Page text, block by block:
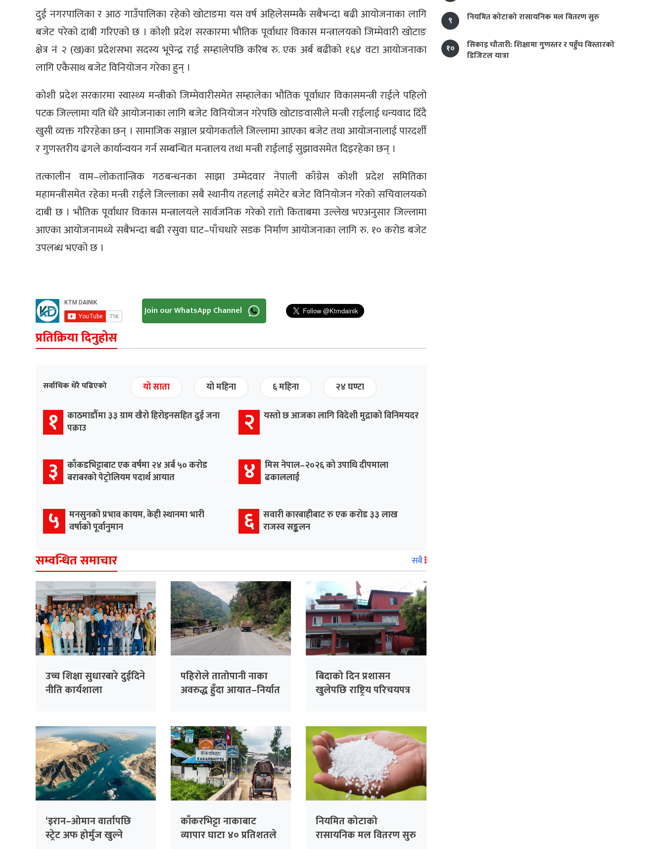
दुई नगरपालिका र आठ गाउँपालिका रहेको खोटाङमा यस वर्ष अहिलेसम्मकै सबैभन्दा बढी आयोजनाका लागि
बजेट परेको दाबी गरिएको छ । कोशी प्रदेश सरकारमा भौतिक पूर्वाधार विकास मन्त्रालयको जिम्मेवारी खोटाङ
क्षेत्र नं २ (ख)का प्रदेशसभा सदस्य भूपेन्द्र राई सम्हालेपछि करिब रु. एक अर्ब बढीको १६४ वटा आयोजनाका
लागि एकैसाथ बजेट विनियोजन गरेका हुन् ।
कोशी प्रदेश सरकारमा स्वास्थ्य मन्त्रीको जिम्मेवारीसमेत सम्हालेका भौतिक पूर्वाधार विकासमन्त्री राईले पहिलो
पटक जिल्लामा यति धेरै आयोजनाका लागि बजेट विनियोजन गरेपछि खोटाङवासीले मन्त्री राईलाई धन्यवाद दिँदै
खुसी व्यक्त गरिरहेका छन् । सामाजिक सञ्जाल प्रयोगकर्ताले जिल्लामा आएका बजेट तथा आयोजनालाई पारदर्शी
र गुणस्तरीय ढंगले कार्यान्वयन गर्न सम्बन्धित मन्त्रालय तथा मन्त्री राईलाई सुझावसमेत दिइरहेका छन् ।
तत्कालीन वाम–लोकतान्त्रिक गठबन्धनका साझा उम्मेदवार नेपाली काँग्रेस कोशी प्रदेश समितिका
महामन्त्रीसमेत रहेका मन्त्री राईले जिल्लाका सबै स्थानीय तहलाई समेटेर बजेट विनियोजन गरेको सचिवालयको
दाबी छ । भौतिक पूर्वाधार विकास मन्त्रालयले सार्वजनिक गरेको रातो किताबमा उल्लेख भएअनुसार जिल्लामा
आएका आयोजनामध्ये सबैभन्दा बढी रसुवा घाट–पाँचधारे सडक निर्माण आयोजनाका लागि रु. १० करोड बजेट
उपलब्ध भएको छ ।
Join our WhatsApp Channel
प्रतिक्रिया दिनुहोस
सर्वाधिक धेरै पढिएको यो साता यो महिना ६ महिना २४ घण्टा
१
काठमाडौँमा ३३ ग्राम खैरो हिरोइनसहित दुई जना
पक्राउ
२ यस्तो छ आजका लागि विदेशी मुद्राको विनिमयदर
३
काँकडभिट्टाबाट एक वर्षमा २४ अर्ब ५० करोड
बराबरको पेट्रोलियम पदार्थ आयात
४
मिस नेपाल–२०२६ को उपाधि दीपमाला
ढकाललाई
५
मनसुनको प्रभाव कायम, केही स्थानमा भारी
वर्षाको पूर्वानुमान
६ सवारी कारबाहीबाट रु एक करोड ३३ लाख
राजस्व सङ्कलन
सम्वन्धित समाचार सबै
उच्च शिक्षा सुधारबारे दुईदिने
नीति कार्यशाला
पहिरोले तातोपानी नाका
अवरुद्ध हुँदा आयात–निर्यात
बिदाको दिन प्रशासन
खुलेपछि राष्ट्रिय परिचयपत्र
‘इरान–ओमान वार्तापछि
स्ट्रेट अफ होर्मुज खुल्ने
काँकरभिट्टा नाकाबाट
व्यापार घाटा ४० प्रतिशतले
नियमित कोटाको
रासायनिक मल वितरण सुरु
९ नियमित कोटाको रासायनिक मल वितरण सुरु
१०
सिकाइ चौतारी: शिक्षामा गुणस्तर र पहुँच विस्तारको
डिजिटल यात्रा